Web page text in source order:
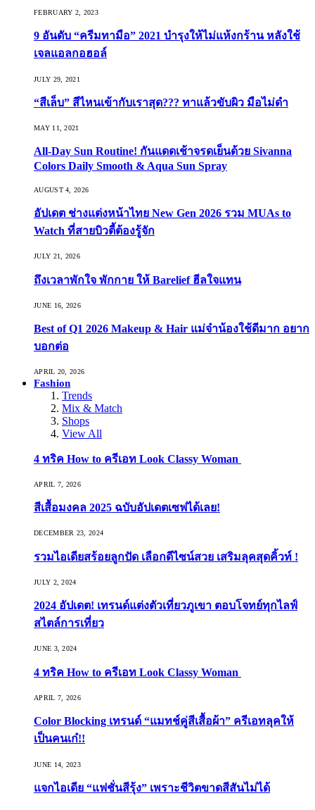
FEBRUARY 2, 2023
9 อันดับ “ครีมทามือ” 2021 บำรุงให้ไม่แห้งกร้าน หลังใช้
เจลแอลกอฮอล์
JULY 29, 2021
“สีเล็บ” สีไหนเข้ากับเราสุด??? ทาแล้วขับผิว มือไม่ดำ
MAY 11, 2021
All-Day Sun Routine! กันแดดเช้าจรดเย็นด้วย Sivanna
Colors Daily Smooth & Aqua Sun Spray
AUGUST 4, 2026
อัปเดต ช่างแต่งหน้าไทย New Gen 2026 รวม MUAs to
Watch ที่สายบิวตี้ต้องรู้จัก
JULY 21, 2026
ถึงเวลาพักใจ พักกาย ให้ Barelief ฮีลใจแทน
JUNE 16, 2026
Best of Q1 2026 Makeup & Hair แม่จ๋าน้องใช้ดีมาก อยาก
บอกต่อ
APRIL 20, 2026
Fashion
Trends
Mix & Match
Shops
View All
4 ทริค How to ครีเอท Look Classy Woman
APRIL 7, 2026
สีเสื้อมงคล 2025 ฉบับอัปเดตเซฟได้เลย!
DECEMBER 23, 2024
รวมไอเดียสร้อยลูกปัด เลือกดีไซน์สวย เสริมลุคสุดคิ้วท์ !
JULY 2, 2024
2024 อัปเดต! เทรนด์แต่งตัวเที่ยวภูเขา ตอบโจทย์ทุกไลฟ์
สไตล์การเที่ยว
JUNE 3, 2024
4 ทริค How to ครีเอท Look Classy Woman
APRIL 7, 2026
Color Blocking เทรนด์ “แมทช์คู่สีเสื้อผ้า” ครีเอทลุคให้
เป็นคนเก๋!!
JUNE 14, 2023
แจกไอเดีย “แฟชั่นสีรุ้ง” เพราะชีวิตขาดสีสันไม่ได้